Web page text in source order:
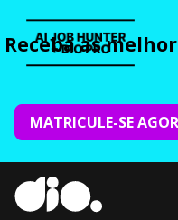
Receba as
MATRICULE-SE